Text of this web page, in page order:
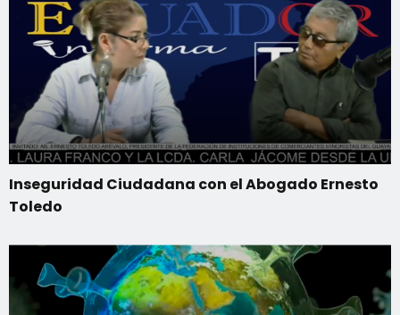
Inseguridad Ciudadana con el Abogado Ernesto
Toledo